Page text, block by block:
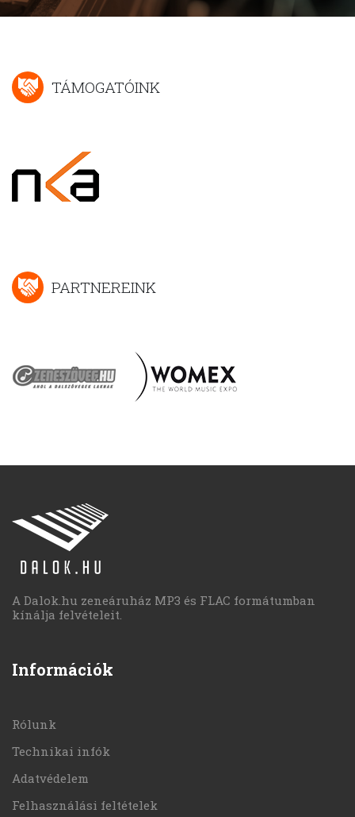
TÁMOGATÓINK
PARTNEREINK
A Dalok.hu zeneáruház MP3 és FLAC formátumban
kínálja felvételeit.
Információk
Rólunk
Technikai infók
Adatvédelem
Felhasználási feltételek